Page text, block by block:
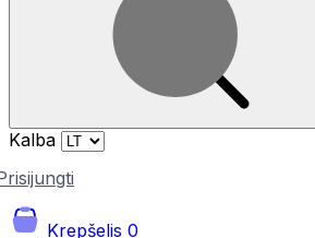
Kalba
Krepšelis 0